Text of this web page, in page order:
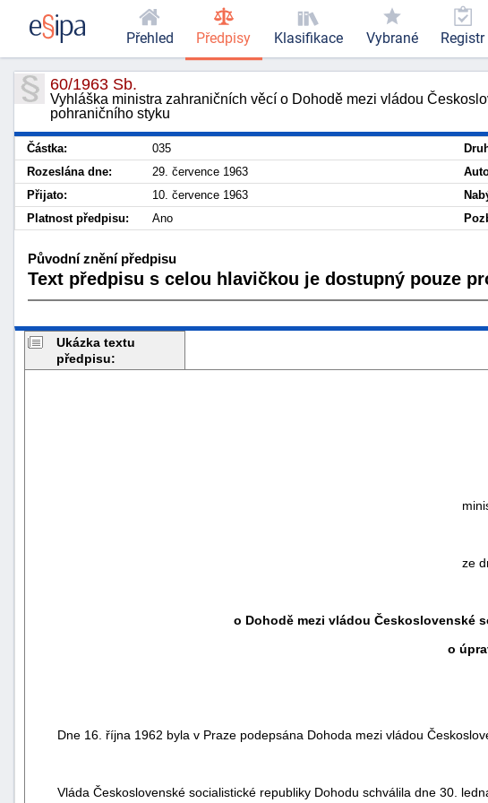
60/1963 Sb.
Vyhláška ministra zahraničních věcí o Dohodě mezi vládou
pohraničního styku
Částka: 035
Rozeslána dne:
29. července 1963
Přijato:
10. července 1963
Platnost předpisu:
Ano
Původní znění předpisu
Text předpisu s celou hlavičkou je dostupný pouze
Ukázka textu
předpisu:
ze
o Dohodě mezi vládou Československé
o
Dne 16. října 1962 byla v Praze podepsána Dohoda mezi vládou
Vláda Československé socialistické republiky Dohodu schválila dne 30.
Přehled Předpisy Klasifikace Vybrané Registr